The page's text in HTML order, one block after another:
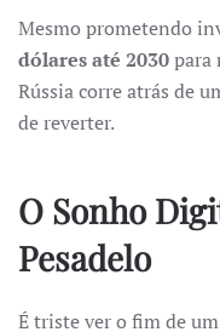
Mesmo prometendo
dólares até 2030para
Rússia corre atrás de
de reverter.
O Sonho
Pesadelo
É triste ver o fim de